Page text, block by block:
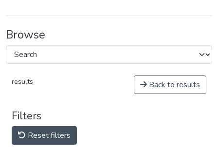
Browse
results Back to results
Filters
Reset filters